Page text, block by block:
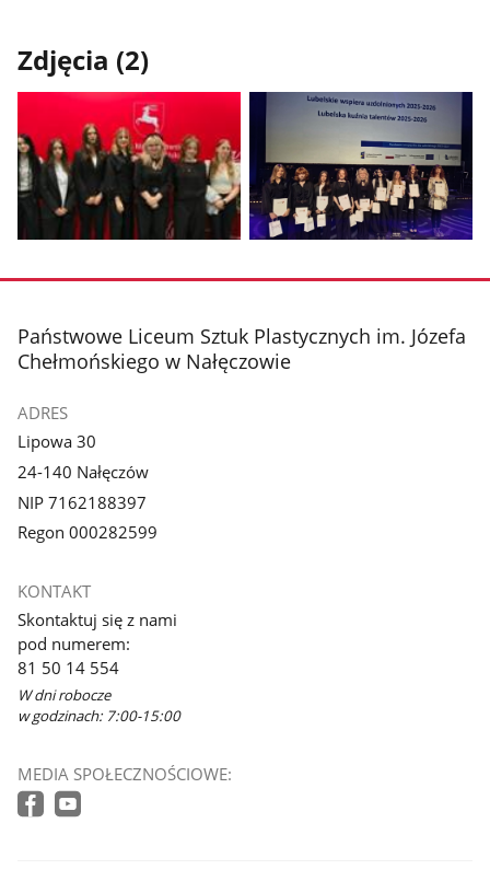
Zdjęcia (2)
zdjęcie
galerii.
zdjęcie
galerii.
stopka
Państwowe Liceum Sztuk Plastycznych im. Józefa
Chełmońskiego w Nałęczowie
ADRES
Lipowa 30
24-140 Nałęczów
NIP 7162188397
Regon 000282599
KONTAKT
Skontaktuj się z nami
pod numerem:
81 50 14 554
W dni robocze
w godzinach: 7:00-15:00
MEDIA SPOŁECZNOŚCIOWE: